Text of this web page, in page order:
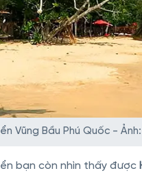
Vũng Bầu Phú Quốc -
bạn còn nhìn thấy được